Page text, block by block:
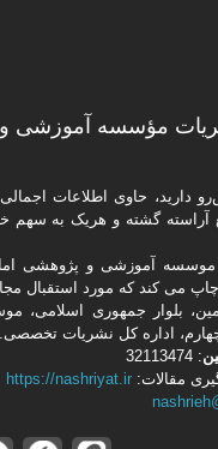
مؤسسه آموزشی
دارید،‌ حاوی اطلاعات
آراسته گشته و هریک به سهم
موسسه آموزشی و پژوهشی
بلوار جمهوری
اداره كل نشریات تخصصی.
: 32113474
مقالات:https://nashriyat.ir